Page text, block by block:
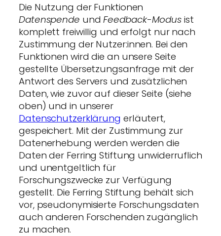
Die Nutzung der Funktionen
Datenspende undFeedback-Modus ist
komplett freiwillig und erfolgt nur nach
Zustimmung der Nutzer:innen. Bei den
Funktionen wird die an unsere Seite
gestellte Übersetzungsanfrage mit der
Antwort des Servers und zusätzlichen
Daten, wie zuvor auf dieser Seite (siehe
oben) und in unserer
Datenschutzerklärung erläutert,
gespeichert. Mit der Zustimmung zur
Datenerhebung werden werden die
Daten der Ferring Stiftung unwiderruflich
und unentgeltlich für
Forschungszwecke zur Verfügung
gestellt. Die Ferring Stiftung behält sich
vor, pseudonymisierte Forschungsdaten
auch anderen Forschenden zugänglich
zu machen.